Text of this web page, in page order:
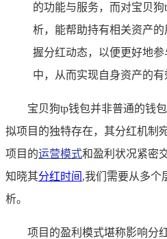
的功能与服务，而对宝贝
析，能帮助持有相关资产
握分红动态，以便更好地
中，从而实现自身资产的有
宝贝狗tp钱包并非普通的钱
拟项目的独特存在，其分红机制
项目的运营模式和盈利状况紧密
知晓其分红时间 ,我们需要从多个
析。
项目的盈利模式堪称影响分